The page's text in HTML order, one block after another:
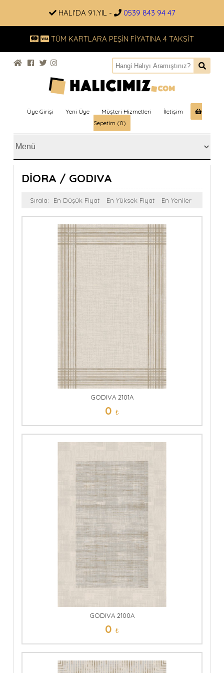
HALI'DA 91.YIL - 0539 843 94 47
TÜM KARTLARA PEŞİN FİYATINA 4 TAKSİT
Üye Girişi Yeni Üye Müşteri Hizmetleri
İletişim
Sepetim (0)
DİORA / GODIVA
Sırala: En Düşük Fiyat En Yüksek Fiyat En Yeniler
GODIVA 2101A
0 ₺
GODIVA 2100A
0 ₺